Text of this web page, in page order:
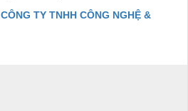
CÔNG TY TNHH CÔNG NGHỆ &